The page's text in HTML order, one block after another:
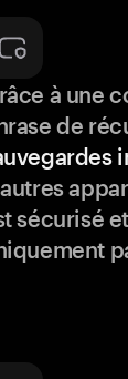
à une
de
sécurisé